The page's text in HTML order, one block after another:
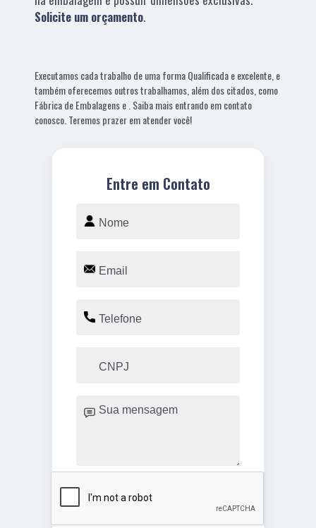
Solicite um orçamento.
Executamos cada trabalho de uma forma Qualificada e excelente, e
também oferecemos outros trabalhamos, além dos citados, como
Fábrica de Embalagens e . Saiba mais entrando em contato
conosco. Teremos prazer em atender você!
Entre em Contato